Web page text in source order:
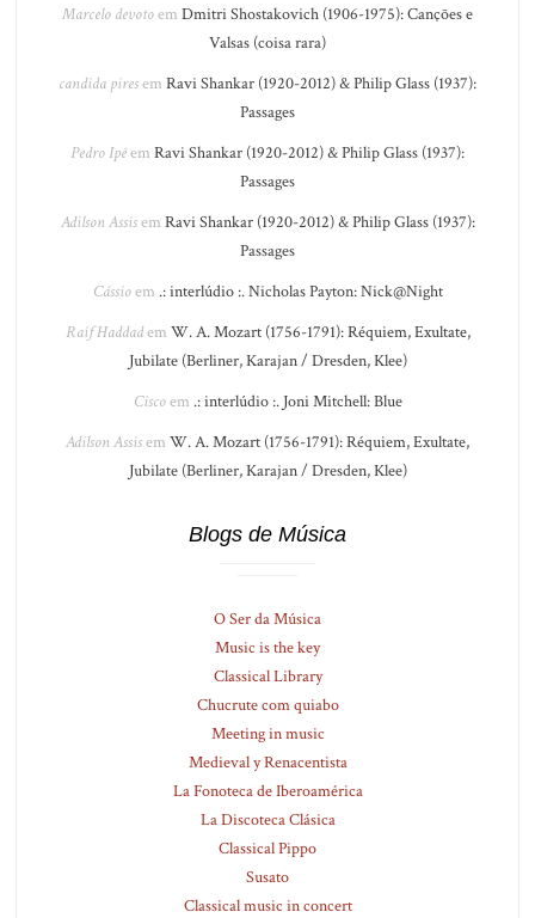
Marcelo devotoem Dmitri Shostakovich (1906-1975): Canções e
Valsas (coisa rara)
candida piresem Ravi Shankar (1920-2012) & Philip Glass (1937):
Passages
Pedro Ipêem Ravi Shankar (1920-2012) & Philip Glass (1937):
Passages
Adilson Assisem Ravi Shankar (1920-2012) & Philip Glass (1937):
Passages
Cássioem .: interlúdio :. Nicholas Payton: Nick@Night
Raif Haddadem W. A. Mozart (1756-1791): Réquiem, Exultate,
Jubilate (Berliner, Karajan / Dresden, Klee)
Ciscoem .: interlúdio :. Joni Mitchell: Blue
Adilson Assisem W. A. Mozart (1756-1791): Réquiem, Exultate,
Jubilate (Berliner, Karajan / Dresden, Klee)
Blogs de Música
O Ser da Música
Music is the key
Classical Library
Chucrute com quiabo
Meeting in music
Medieval y Renacentista
La Fonoteca de Iberoamérica
La Discoteca Clásica
Classical Pippo
Susato
Classical music in concert